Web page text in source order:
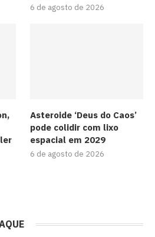
6 de agosto de 2026
Asteroide ‘Deus do Caos’
pode colidir com lixo
espacial em 2029
6 de agosto de 2026